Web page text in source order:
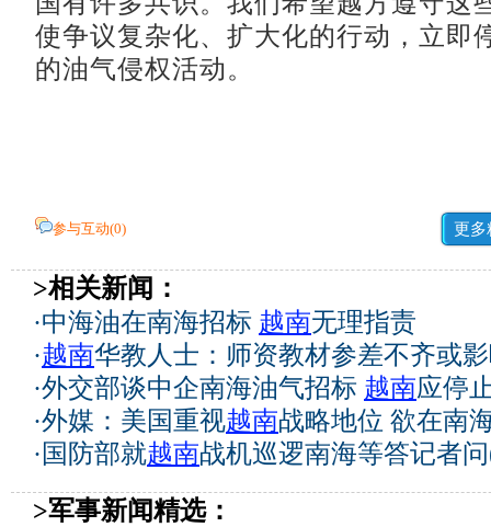
使争议复杂化、扩大化的行动，立即
的油气侵权活动。
参与互动(0) 更多
>相关新闻：
·中海油在南海招标 越南无理指责
·越南华教人士：师资教材参差不齐或
·外交部谈中企南海油气招标 越南应停
·外媒：美国重视越南战略地位 欲在南
· 国防部就越南战机巡逻南海等答记者
>军事新闻精选：